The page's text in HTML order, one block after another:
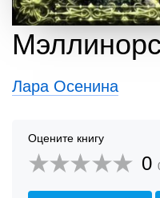
Лара Осенина
Оцените книгу
0